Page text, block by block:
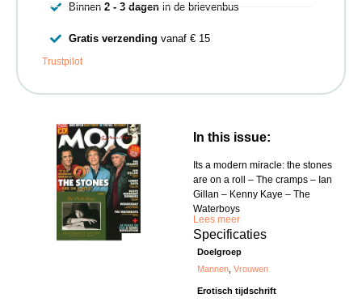
In this issue:
Its a modern miracle: the stones
are on a roll – The cramps – Ian
Gillan – Kenny Kaye – The
Waterboys
Lees meer
Specificaties
Doelgroep
Mannen,Vrouwen
Erotisch tijdschrift
Binnen 2 - 3 dagenin de brievenbus
Gratis verzending vanaf € 15
Trustpilot